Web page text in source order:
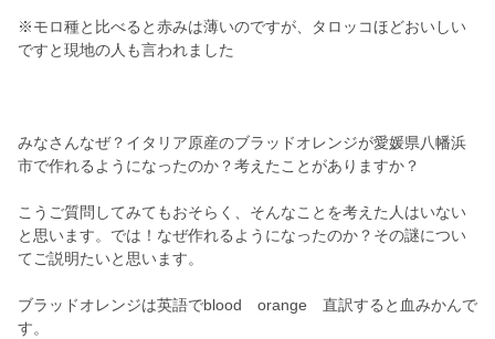
※モロ種と比べると赤みは薄いのですが、タロッコほどおいしい
ですと現地の人も言われました
みなさんなぜ？イタリア原産のブラッドオレンジが愛媛県八幡浜
市で作れるようになったのか？考えたことがありますか？
こうご質問してみてもおそらく、そんなことを考えた人はいない
と思います。では！なぜ作れるようになったのか？その謎につい
てご説明たいと思います。
ブラッドオレンジは英語でblood orange 直訳すると血みかんで
す。